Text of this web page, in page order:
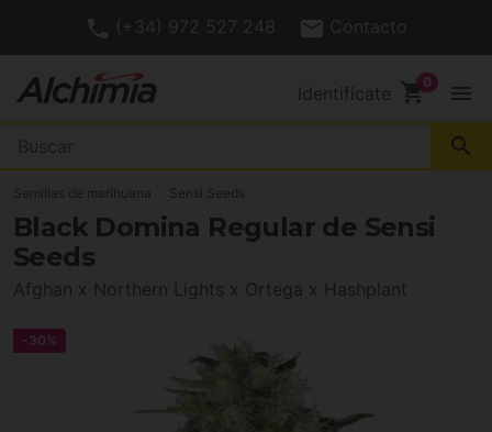
(+34) 972 527 248 Contacto
Identifícate shopping_cart menu
search
Semillas de marihuana Sensi Seeds
Black Domina Regular de Sensi
Seeds
Afghan x Northern Lights x Ortega x Hashplant
-30%